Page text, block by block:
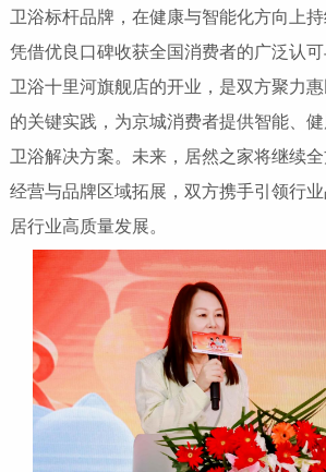
卫浴标杆品牌，在健康与智能化方向上持
凭借优良口碑收获全国消费者的广泛认
卫浴十里河旗舰店的开业，是双方聚力
的关键实践，为京城消费者提供智能、
卫浴解决方案。未来，居然之家将继续
经营与品牌区域拓展，双方携手引领行
居行业高质量发展。